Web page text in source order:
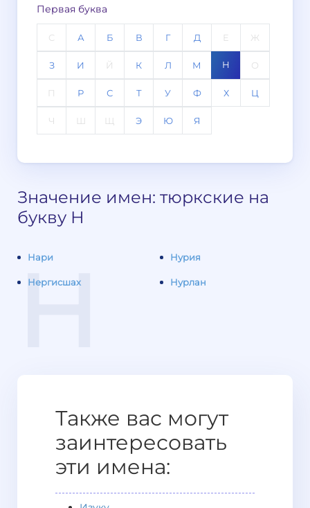
Первая буква
C А Б В Г Д Е Ж
З И Й К Л М Н О
П Р С Т У Ф Х Ц
Ч Э Ю Я
Значение имен: тюркские на
букву Н
Н
Нари
Нергисшах
Нурия
Нурлан
Также вас могут
заинтересовать
эти имена: